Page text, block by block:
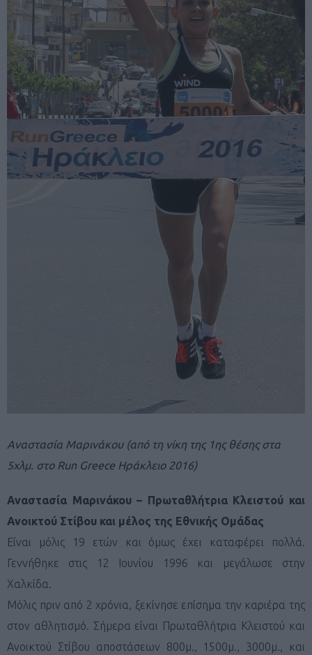
Αναστασία Μαρινάκου (από τη νίκη της 1ης θέσης στα
5χλμ. στο Run Greece Ηράκλειο 2016)
Αναστασία Μαρινάκου – Πρωταθλήτρια Κλειστού και
Ανοικτού Στίβου και μέλος της Εθνικής Ομάδας
Είναι μόλις 19 ετών και όμως έχει καταφέρει πολλά.
Γεννήθηκε στις 12 Ιουνίου 1996 και μεγάλωσε στην
Χαλκίδα.
Μόλις πριν από 2 χρόνια, ξεκίνησε επίσημα την καριέρα της
στον αθλητισμό. Σήμερα είναι Πρωταθλήτρια Κλειστού και
Ανοικτού Στίβου αποστάσεων 800μ., 1500μ., 3000μ., και